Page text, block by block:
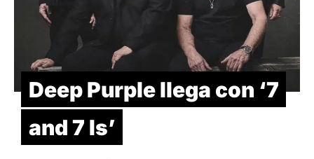
Deep Purple llega con ‘7
and 7 Is’